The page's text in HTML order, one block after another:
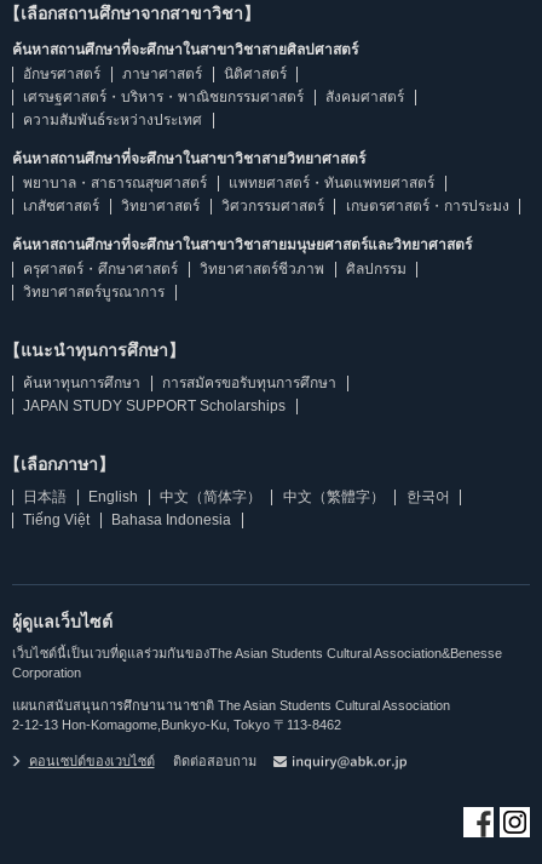
【เลือกสถานศึกษาจากสาขาวิชา】
ค้นหาสถานศึกษาที่จะศึกษาในสาขาวิชาสายศิลปศาสตร์
อักษรศาสตร์
ภาษาศาสตร์
นิติศาสตร์
เศรษฐศาสตร์・บริหาร・พาณิชยกรรมศาสตร์
สังคมศาสตร์
ความสัมพันธ์ระหว่างประเทศ
ค้นหาสถานศึกษาที่จะศึกษาในสาขาวิชาสายวิทยาศาสตร์
พยาบาล・สาธารณสุขศาสตร์
แพทยศาสตร์・ทันตแพทยศาสตร์
เภสัชศาสตร์
วิทยาศาสตร์ วิศวกรรมศาสตร์ เกษตรศาสตร์・การประมง
ค้นหาสถานศึกษาที่จะศึกษาในสาขาวิชาสายมนุษยศาสตร์และวิทยาศาสตร์
ครุศาสตร์・ศึกษาศาสตร์
วิทยาศาสตร์ชีวภาพ
ศิลปกรรม
วิทยาศาสตร์บูรณาการ
【แนะนำทุนการศึกษา】
ค้นหาทุนการศึกษา
การสมัครขอรับทุนการศึกษา
JAPAN STUDY SUPPORT Scholarships
【เลือกภาษา】
日本語 English 中文（简体字） 中文（繁體字）
한국어
Tiếng Việt
Bahasa Indonesia
ผู้ดูแลเว็บไซต์
เว็บไซต์นี้เป็นเวบที่ดูแลร่วมกันของThe Asian Students Cultural Association&Benesse
Corporation
แผนกสนับสนุนการศึกษานานาชาติ The Asian Students Cultural Association
2-12-13 Hon-Komagome,Bunkyo-Ku, Tokyo 〒113-8462
คอนเซปต์ของเวบไซต์ ติดต่อสอบถาม